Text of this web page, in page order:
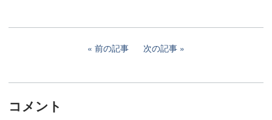
前の記事 次の記事
コメント